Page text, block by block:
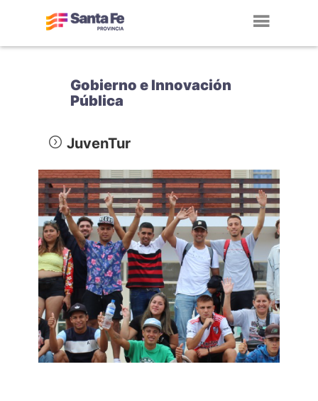
Gobierno e Innovación
Pública
JuvenTur